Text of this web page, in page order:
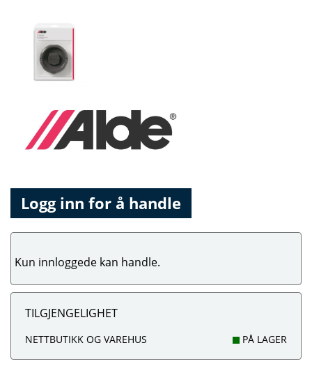
Logg inn for å handle
Kun innloggede kan handle.
TILGJENGELIGHET
NETTBUTIKK OG VAREHUS PÅ LAGER